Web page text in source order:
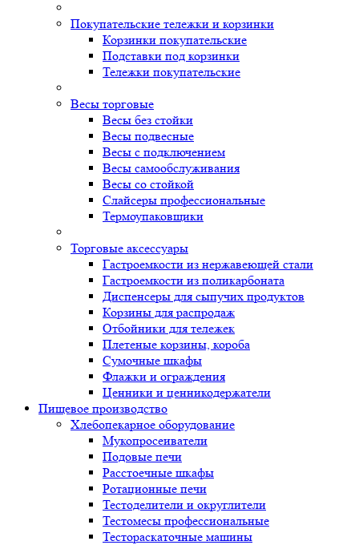
Покупательские тележки и корзинки
Корзинки покупательские
Подставки под корзинки
Тележки покупательские
Весы торговые
Весы без стойки
Весы подвесные
Весы с подключением
Весы самообслуживания
Весы со стойкой
Слайсеры профессиональные
Термоупаковщики
Торговые аксессуары
Гастроемкости из нержавеющей стали
Гастроемкости из поликарбоната
Диспенсеры для сыпучих продуктов
Корзины для распродаж
Отбойники для тележек
Плетеные корзины, короба
Сумочные шкафы
Флажки и ограждения
Ценники и ценникодержатели
Пищевое производство
Хлебопекарное оборудование
Мукопросеиватели
Подовые печи
Расстоечные шкафы
Ротационные печи
Тестоделители и округлители
Тестомесы профессиональные
Тестораскаточные машины